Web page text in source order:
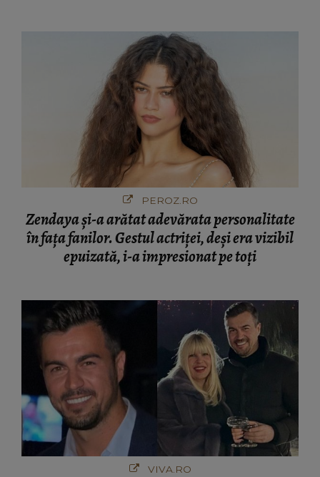
PEROZ.RO
Zendaya și-a arătat adevărata personalitate
în fața fanilor. Gestul actriței, deși era vizibil
epuizată, i-a impresionat pe toți
VIVA.RO